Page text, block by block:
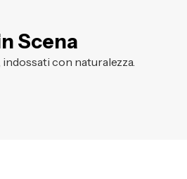
Scena
con naturalezza.